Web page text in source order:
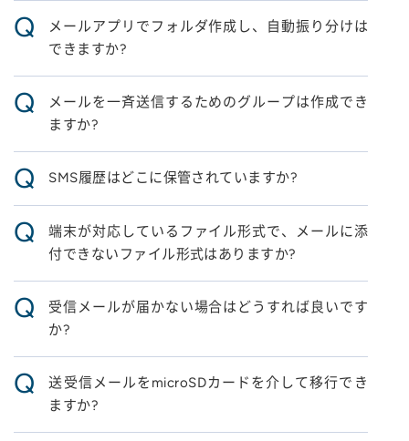
Q
メールアプリでフォルダ作成し、自動振り分けは
できますか?
Q
メールを一斉送信するためのグループは作成でき
ますか?
Q SMS履歴はどこに保管されていますか?
Q
端末が対応しているファイル形式で、メールに添
付できないファイル形式はありますか?
Q
受信メールが届かない場合はどうすれば良いです
か?
Q
送受信メールをmicroSDカードを介して移行でき
ますか?